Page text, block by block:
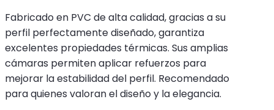
Fabricado en PVC de alta calidad, gracias a su
perfil perfectamente diseñado, garantiza
excelentes propiedades térmicas. Sus amplias
cámaras permiten aplicar refuerzos para
mejorar la estabilidad del perfil. Recomendado
para quienes valoran el diseño y la elegancia.